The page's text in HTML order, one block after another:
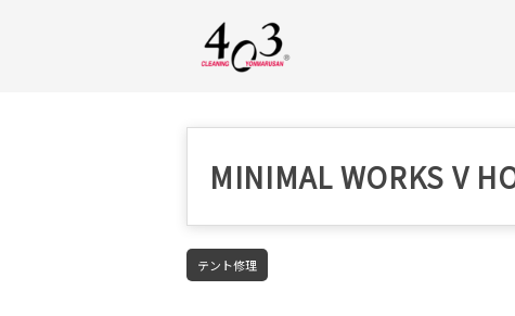
MINIMAL WORKS V
テント修理